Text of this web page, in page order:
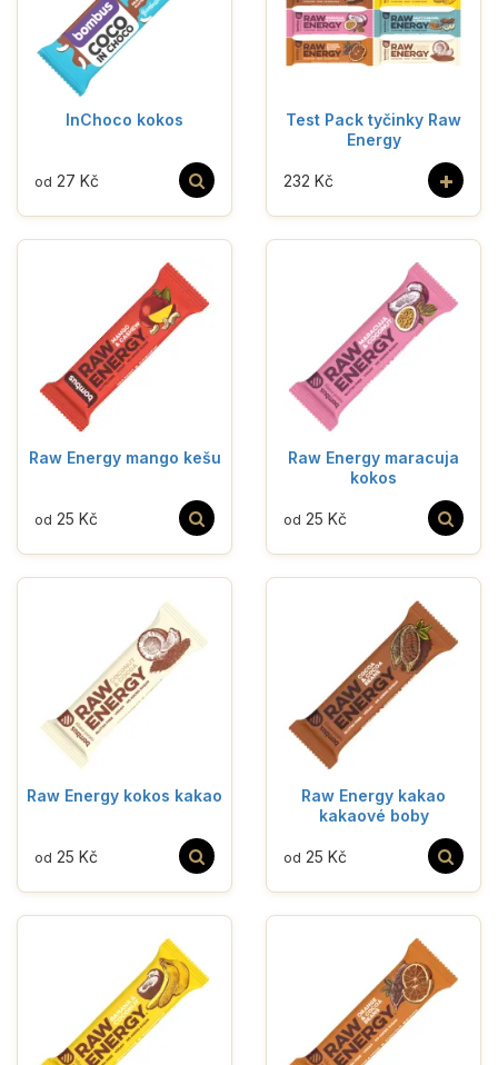
InChoco kokos
od 27 Kč
Test Pack tyčinky Raw
Energy
+
232 Kč
Raw Energy mango kešu
od 25 Kč
Raw Energy maracuja
kokos
od 25 Kč
Raw Energy kokos kakao
od 25 Kč
Raw Energy kakao
kakaové boby
od 25 Kč